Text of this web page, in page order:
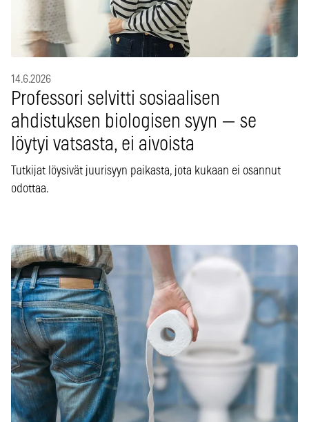
14.6.2026
Professori selvitti sosiaalisen
ahdistuksen biologisen syyn — se
löytyi vatsasta, ei aivoista
Tutkijat löysivät juurisyyn paikasta, jota kukaan ei osannut
odottaa.